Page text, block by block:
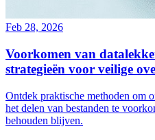
Feb 28, 2026
Voorkomen van
strategieën voor veilige
Ontdek praktische methoden om
het delen van bestanden te
behouden blijven.